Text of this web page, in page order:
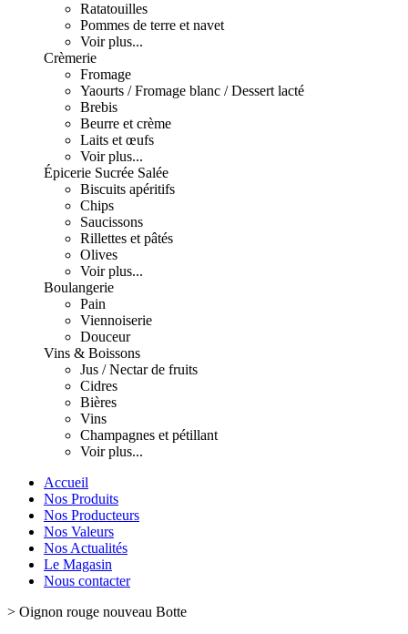
Ratatouilles
Pommes de terre et navet
Voir plus...
Crèmerie
Fromage
Yaourts / Fromage blanc / Dessert lacté
Brebis
Beurre et crème
Laits et œufs
Voir plus...
Épicerie Sucrée Salée
Biscuits apéritifs
Chips
Saucissons
Rillettes et pâtés
Olives
Voir plus...
Boulangerie
Pain
Viennoiserie
Douceur
Vins & Boissons
Jus / Nectar de fruits
Cidres
Bières
Vins
Champagnes et pétillant
Voir plus...
Accueil
Nos Produits
Nos Producteurs
Nos Valeurs
Nos Actualités
Le Magasin
Nous contacter
> Oignon rouge nouveau Botte